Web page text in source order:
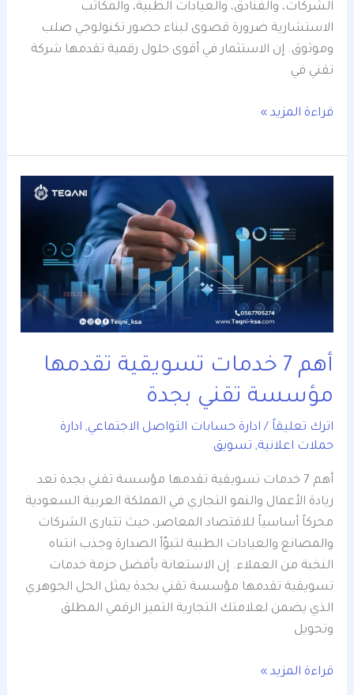
الشركات، والفنادق، والعيادات الطبية، والمكاتب
الاستشارية ضرورة قصوى لبناء حضور تكنولوجي صلب
وموثوق. إن الاستثمار في أقوى حلول رقمية تقدمها شركة
تقني في
قراءة المزيد »
أهم 7 خدمات تسويقية تقدمها
مؤسسة تقني بجدة
اترك تعليقاً / ادارة حسابات التواصل الاجتماعي, ادارة
حملات اعلانية, تسويق
أهم 7 خدمات تسويقية تقدمها مؤسسة تقني بجدة تعد
ريادة الأعمال والنمو التجاري في المملكة العربية السعودية
محركاً أساسياً للاقتصاد المعاصر، حيث تتبارى الشركات
والمصانع والعيادات الطبية لتبوّأ الصدارة وجذب انتباه
النخبة من العملاء. إن الاستعانة بأفضل حزمة خدمات
تسويقية تقدمها مؤسسة تقني بجدة يمثل الحل الجوهري
الذي يضمن لعلامتك التجارية التميز الرقمي المطلق
وتحويل
تسويقية
تقدمها
مؤسسة
بجدة
قراءة المزيد »